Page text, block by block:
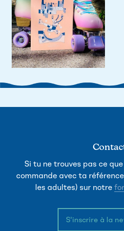
Si tu ne trouves pas ce
commande avec ta
les adultes) sur notre
S'inscrire à la